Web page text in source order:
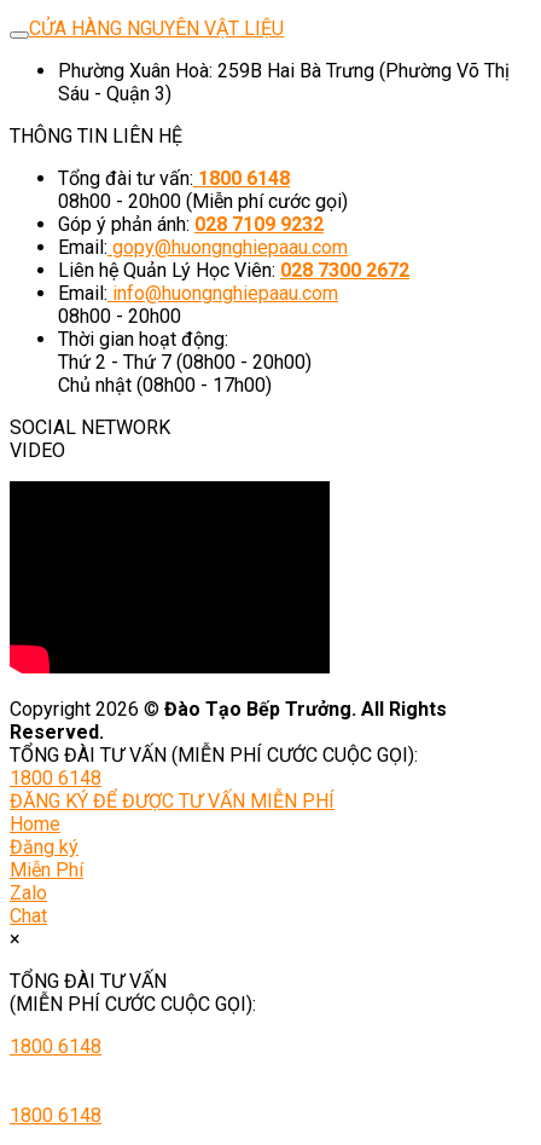
CỬA HÀNG NGUYÊN VẬT LIỆU
Phường Xuân Hoà: 259B Hai Bà Trưng (Phường Võ Thị
Sáu - Quận 3)
THÔNG TIN LIÊN HỆ
Tổng đài tư vấn: 1800 6148
08h00 - 20h00 (Miễn phí cước gọi)
Góp ý phản ánh: 028 7109 9232
Email: gopy@huongnghiepaau.com
Liên hệ Quản Lý Học Viên: 028 7300 2672
Email: info@huongnghiepaau.com
08h00 - 20h00
Thời gian hoạt động:
Thứ 2 - Thứ 7 (08h00 - 20h00)
Chủ nhật (08h00 - 17h00)
SOCIAL NETWORK
VIDEO
Copyright 2026 © Đào Tạo Bếp Trưởng. All Rights
Reserved.
TỔNG ĐÀI TƯ VẤN (MIỄN PHÍ CƯỚC CUỘC GỌI):
1800 6148
ĐĂNG KÝ ĐỂ ĐƯỢC TƯ VẤN MIỄN PHÍ
Home
Đăng ký
Miễn Phí
Zalo
Chat
×
TỔNG ĐÀI TƯ VẤN
(MIỄN PHÍ CƯỚC CUỘC GỌI):
1800 6148
1800 6148